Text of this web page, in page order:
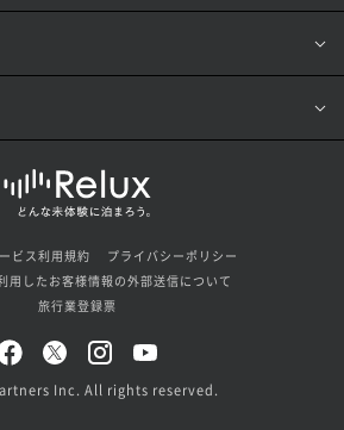
ビス利用規約
プライバシーポリシー
用したお客様情報の外部送信について
旅行業登録票
Inc. All rights reserved.